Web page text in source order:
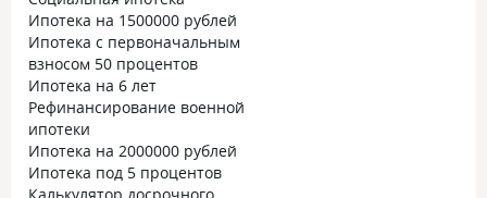
Ипотека на 1500000 рублей
Ипотека с первоначальным
взносом 50 процентов
Ипотека на 6 лет
Рефинансирование военной
ипотеки
Ипотека на 2000000 рублей
Ипотека под 5 процентов